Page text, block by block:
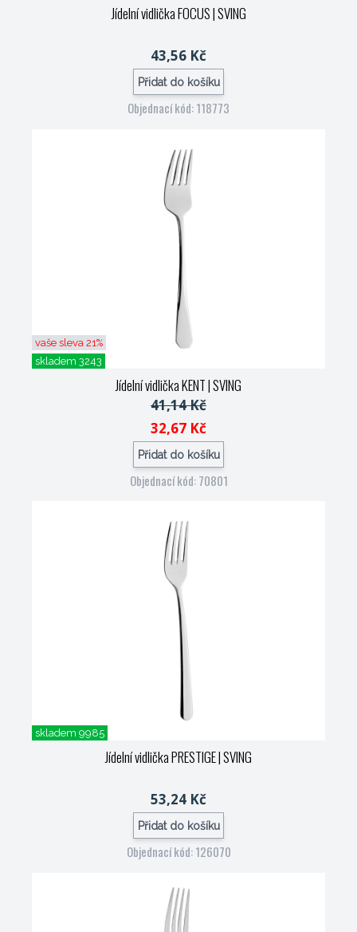
Jídelní vidlička FOCUS| SVING
43,56 Kč
Přidat do košíku
Objednací kód: 118773
vaše sleva 21%
skladem 3243
Jídelní vidlička KENT| SVING
41,14 Kč
32,67 Kč
Přidat do košíku
Objednací kód: 70801
skladem 9985
Jídelní vidlička PRESTIGE| SVING
53,24 Kč
Přidat do košíku
Objednací kód: 126070